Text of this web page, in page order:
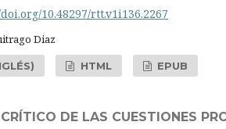
10.48297/rtt.v1i136.2267
Diaz
HTML EPUB
DE LAS CUESTIONES